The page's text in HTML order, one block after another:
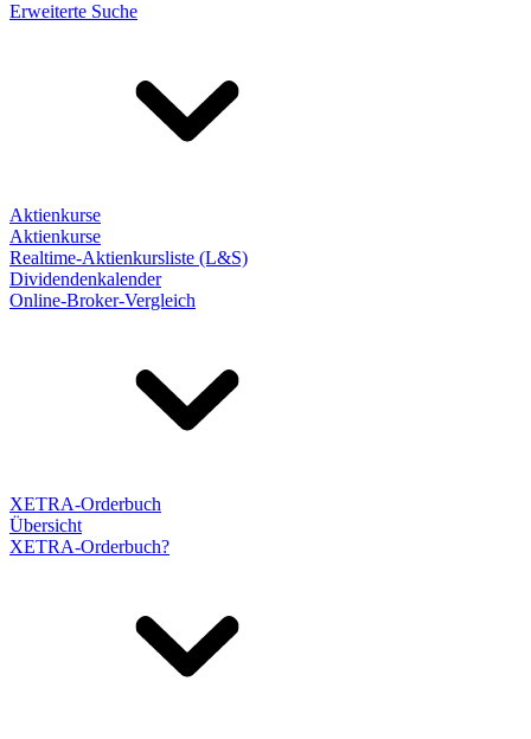
Erweiterte Suche
Aktienkurse
Aktienkurse
Realtime-Aktienkursliste (L&S)
Dividendenkalender
Online-Broker-Vergleich
XETRA-Orderbuch
Übersicht
XETRA-Orderbuch?